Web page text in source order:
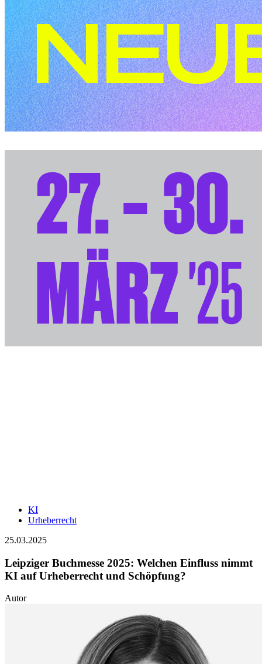
KI
Urheberrecht
25.03.2025
Leipziger Buchmesse 2025: Welchen Einfluss nimmt
KI auf Urheberrecht und Schöpfung?
Autor